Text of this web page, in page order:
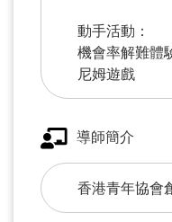
動手活動：
機會率解難體
尼姆遊戲
導師簡介
香港青年協會